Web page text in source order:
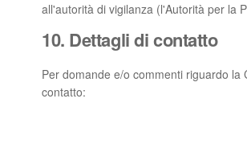
all'autorità di vigilanza (l'Autorità per la
10. Dettagli di contatto
Per domande e/o commenti riguardo
contatto: